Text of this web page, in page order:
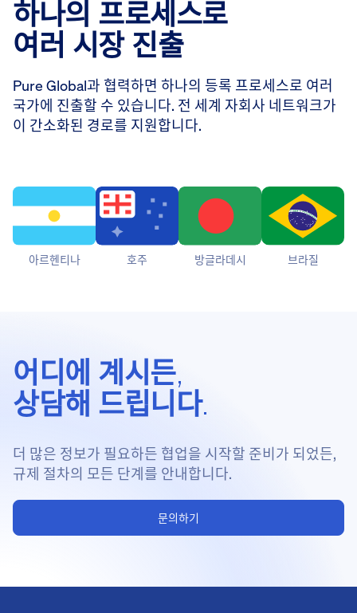
하나의 프로세스로
여러 시장 진출
Pure Global과 협력하면 하나의 등록 프로세스로 여러
국가에 진출할 수 있습니다. 전 세계 자회사 네트워크가
이 간소화된 경로를 지원합니다.
아르헨티나 호주 방글라데시 브라질
어디에 계시든,
상담해 드립니다.
더 많은 정보가 필요하든 협업을 시작할 준비가 되었든,
규제 절차의 모든 단계를 안내합니다.
문의하기